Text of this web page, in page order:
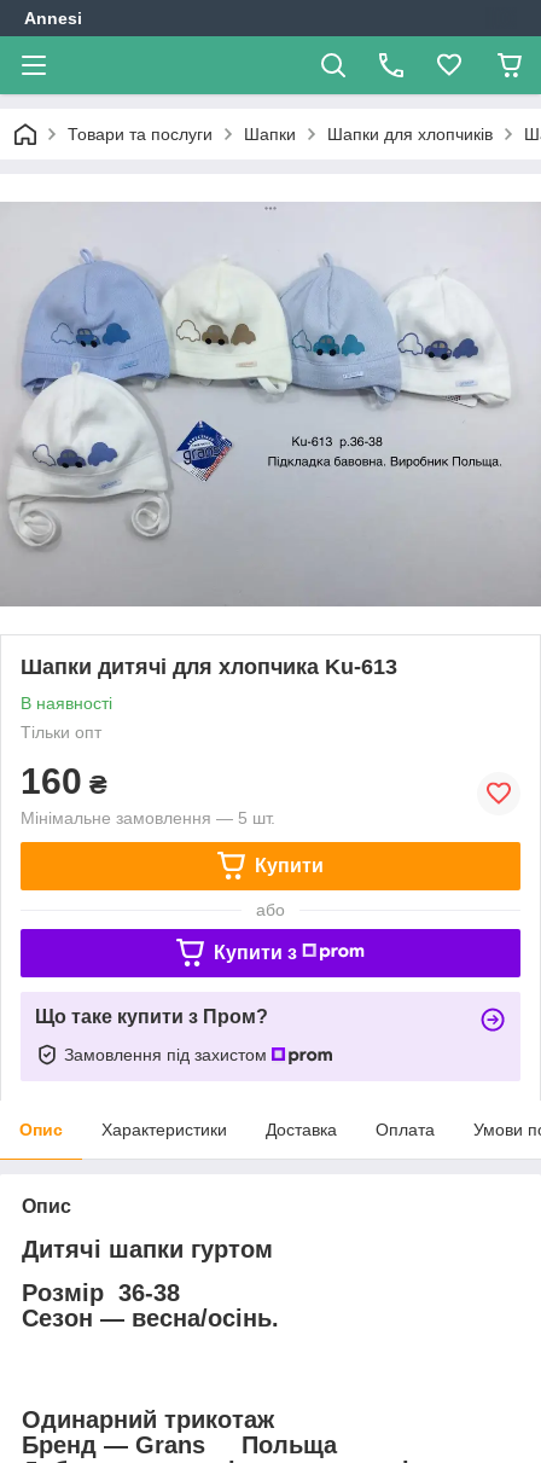
Annesi
Товари та послуги Шапки Шапки для хлопчиків
Шапки дитячі для хлопчика Ku-613
В наявності
Тільки опт
160 ₴
Мінімальне замовлення — 5 шт.
Купити
або
Купити з
Що таке купити з Пром?
Замовлення під захистом
Опис Характеристики Доставка Оплата Умови
Опис
Дитячі шапки гуртом
Розмір 36-38
Сезон — весна/осінь.
Одинарний трикотаж
Бренд — Grans Польща